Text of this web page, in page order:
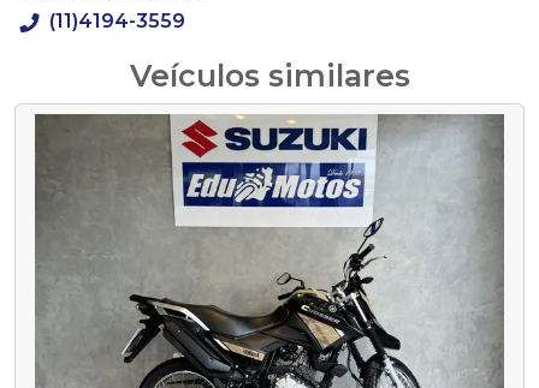
(11)4194-3559
Veículos similares